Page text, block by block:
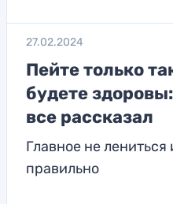
27.02.2024
Пейте только
будете
все рассказал
Главное не лениться
правильно